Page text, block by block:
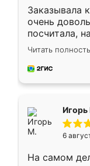
Заказывала
очень
посчитала,
Замерщик
делу со
за день,
Читать
6
На самом